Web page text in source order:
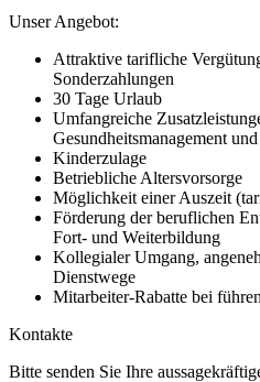
Unser Angebot:
Attraktive tarifliche
Sonderzahlungen
30 Tage Urlaub
Umfangreiche
Gesundheitsmanagement
Kinderzulage
Betriebliche Altersvorsorge
Möglichkeit einer Auszeit
Förderung der beruflichen
Fort- und Weiterbildung
Kollegialer Umgang,
Dienstwege
Mitarbeiter-Rabatte bei
Kontakte
Bitte senden Sie Ihre